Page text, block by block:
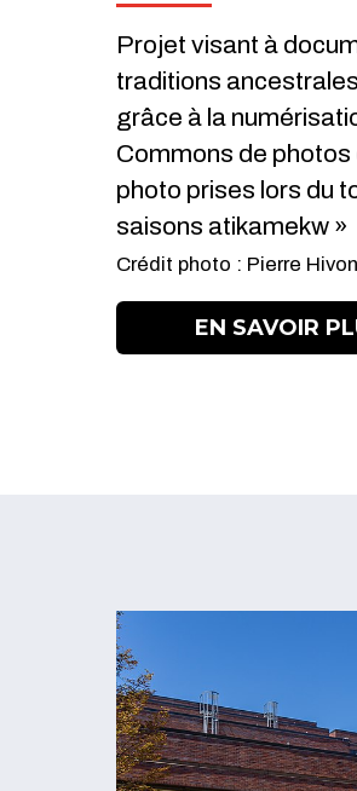
Projet visant à
traditions
grâce à la
Commons de photos
photo prises lors du
saisons atikamekw »
Crédit photo : Pierre
EN SAVOIR